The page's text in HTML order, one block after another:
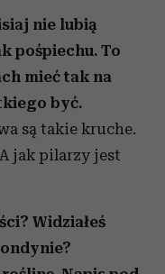
nie lubią
pośpiechu. To
mieć tak na
być.
są takie kruche.
jak pilarzy jest
Widziałeś